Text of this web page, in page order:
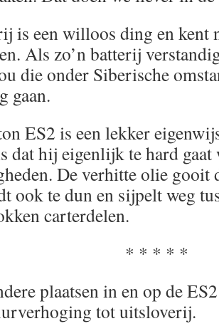
is een willoos ding en
Als zo’n batterij
die onder Siberische
gaan.
ES2 is een lekker
dat hij eigenlijk te hard gaat
De verhitte olie gooit
ook te dun en sijpelt weg
carterdelen.
* * * * *
plaatsen in en op de
tot uitsloverij.